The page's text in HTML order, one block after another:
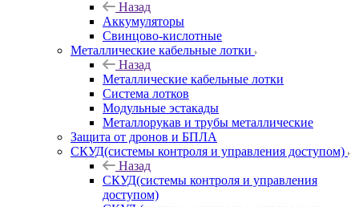
Назад
Аккумуляторы
Свинцово-кислотные
Металлические кабельные лотки
Назад
Металлические кабельные лотки
Система лотков
Модульные эстакады
Металлорукав и трубы металлические
Защита от дронов и БПЛА
СКУД(системы контроля и управления доступом)
Назад
СКУД(системы контроля и управления
доступом)